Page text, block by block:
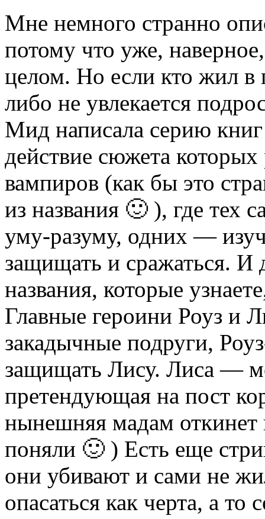
Мне немного странно
потому что уже,
целом. Но если кто жил в
либо не увлекается
Мид написала серию
действие сюжета
вампиров (как бы это
из названия 🙂 ), где
уму-разуму, одних —
защищать и сражаться. И
названия, которые
Главные героини Роуз и
закадычные подруги,
защищать Лису. Лиса —
претендующая на пост
нынешняя мадам
поняли 🙂 ) Есть еще
они убивают и сами не
опасаться как черта, а